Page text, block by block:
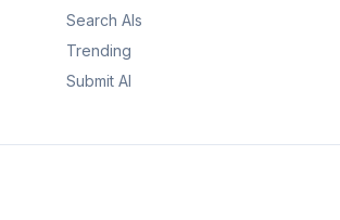
Search AIs
Trending
Submit AI